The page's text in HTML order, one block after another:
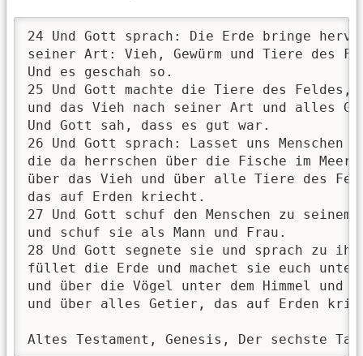
24 Und Gott sprach: Die Erde bringe
seiner Art: Vieh, Gewürm und Tiere des
Und es geschah so.
25 Und Gott machte die Tiere des
und das Vieh nach seiner Art und alles
Und Gott sah, dass es gut war.
26 Und Gott sprach: Lasset uns
die da herrschen über die Fische im Meer
über das Vieh und über alle Tiere des
das auf Erden kriecht.
27 Und Gott schuf den Menschen zu
und schuf sie als Mann und Frau.
28 Und Gott segnete sie und sprach zu
füllet die Erde und machet sie euch
und über die Vögel unter dem Himmel und
und über alles Getier, das auf Erden
Altes Testament, Genesis, Der sechste